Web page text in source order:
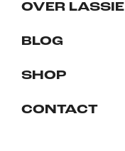
OVER LASSIE
BLOG
SHOP
CONTACT